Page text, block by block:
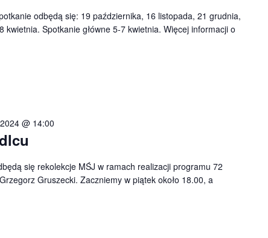
odbędą się: 19 października, 16 listopada, 21 grudnia,
Spotkanie główne 5-7 kwietnia. Więcej informacji o
@ 14:00
się rekolekcje MŚJ w ramach realizacji programu 72
Gruszecki. Zaczniemy w piątek około 18.00, a